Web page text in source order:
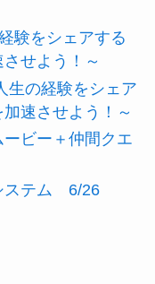
験をシェアする
せよう！～
生の経験をシェア
速させよう！～
ビー＋仲間クエ
ステム 6/26